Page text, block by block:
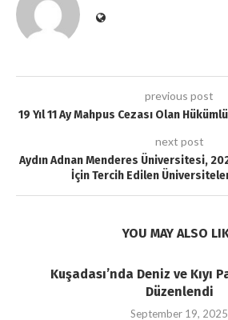
previous post
19 Yıl 11 Ay Mahpus Cezası Olan
next post
Aydın Adnan Menderes Üniversitesi,
İçin Tercih Edilen
YOU MAY ALSO
Kuşadası’nda Deniz ve Kıyı
Düzenlendi
September 19, 2025